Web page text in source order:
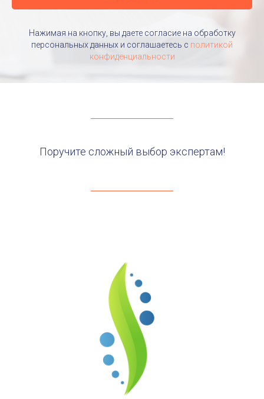
Нажимая на кнопку, вы даете согласие на обработку
персональных данных и соглашаетесь c политикой
конфиденциальности
Поручите сложный выбор экспертам!